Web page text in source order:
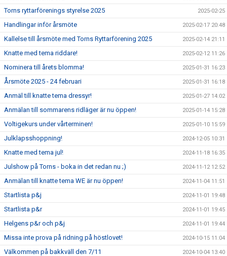
Torns ryttarförenings styrelse 2025 2025-02-25
Handlingar inför årsmöte 2025-02-17 20:48
Kallelse till årsmöte med Torns Ryttarförening 2025 2025-02-14 21:11
Knatte med tema riddare! 2025-02-12 11:26
Nominera till årets blomma! 2025-01-31 16:23
Årsmöte 2025 - 24 februari 2025-01-31 16:18
Anmäl till knatte tema dressyr! 2025-01-27 14:02
Anmälan till sommarens ridläger är nu öppen! 2025-01-14 15:28
Voltigekurs under vårterminen! 2025-01-10 15:59
Julklapsshoppning! 2024-12-05 10:31
Knatte med tema jul! 2024-11-18 16:35
Julshow på Torns - boka in det redan nu ;) 2024-11-12 12:52
Anmälan till knatte tema WE är nu öppen! 2024-11-04 11:51
Startlista p&j 2024-11-01 19:48
Startlista p&r 2024-11-01 19:45
Helgens p&r och p&j 2024-11-01 19:44
Missa inte prova på ridning på höstlovet! 2024-10-15 11:04
Välkommen på bakkväll den 7/11 2024-10-04 13:40